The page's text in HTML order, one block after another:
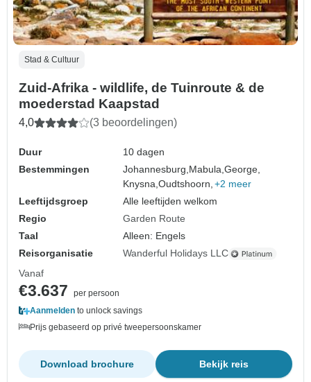
Stad & Cultuur
Zuid-Afrika - wildlife, de Tuinroute & de
moederstad Kaapstad
4,0 (3 beoordelingen)
Duur
10 dagen
Bestemmingen
Johannesburg,Mabula,George,
Knysna,Oudtshoorn, +2 meer
Leeftijdsgroep
Alle leeftijden welkom
Regio
Garden Route
Taal
Alleen: Engels
Reisorganisatie
Wanderful Holidays LLC
Vanaf
€3.637
per persoon
Aanmelden to unlock savings
Prijs gebaseerd op privé tweepersoonskamer
Bekijk reis
Download brochure